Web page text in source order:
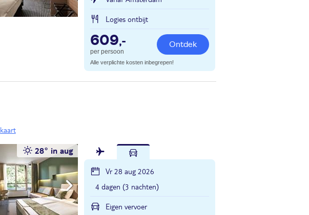
Logies ontbijt
609,-
per persoon
Ontdek
Alle verplichte kosten inbegrepen!
kaart
28° in aug
Vr 28 aug 2026
4 dagen (3 nachten)
Eigen vervoer